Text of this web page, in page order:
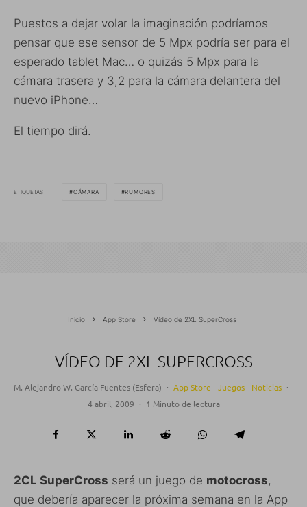
Puestos a dejar volar la imaginación podríamos
pensar que ese sensor de 5 Mpx podría ser para el
esperado tablet Mac… o quizás 5 Mpx para la
cámara trasera y 3,2 para la cámara delantera del
nuevo iPhone…
El tiempo dirá.
ETIQUETAS CÁMARA RUMORES
Inicio App Store Vídeo de 2XL SuperCross
VÍDEO DE 2XL SUPERCROSS
M. Alejandro W. García Fuentes (Esfera) · App Store Juegos Noticias ·
4 abril, 2009 · 1 Minuto de lectura
2CL SuperCross será un juego de motocross,
que debería aparecer la próxima semana en la App